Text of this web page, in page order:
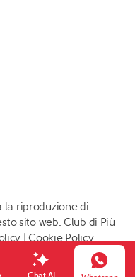
la riproduzione di
sito web. Club di Più
|Cookie Policy